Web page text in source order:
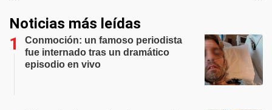
Noticias más leídas
Conmoción: un famoso periodista
fue internado tras un dramático
episodio en vivo